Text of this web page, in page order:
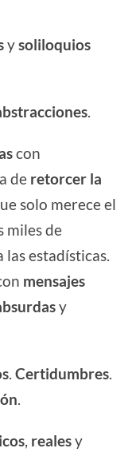
ysoliloquios
con
de retorcer la
solo merece el
miles de
estadísticas.
mensajes
y
Certidumbres
realesy